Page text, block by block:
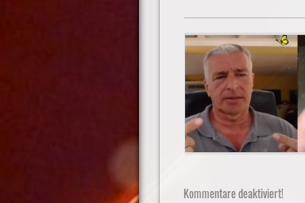
Kommentare deaktiviert!